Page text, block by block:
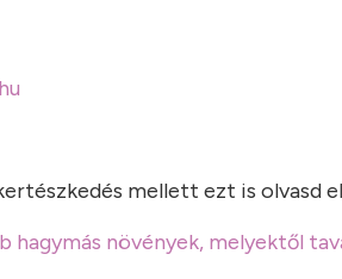
mellett ezt is olvasd
hagymás növények, melyektől